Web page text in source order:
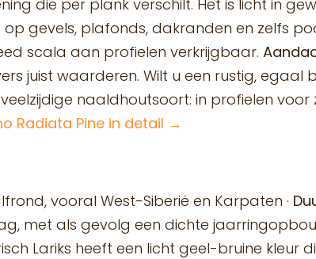
die per plank verschilt. Het is licht in
gevels, plafonds, dakranden en zelfs
scala aan profielen verkrijgbaar.
juist waarderen. Wilt u een rustig, egaal
veelzijdige naaldhoutsoort: in profielen
Radiata Pine in detail →
vooral West-Siberië en Karpaten ·
met als gevolg een dichte
Lariks heeft een licht geel-bruine